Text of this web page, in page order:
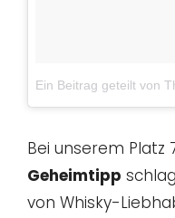
Bei unserem Platz
Geheimtipp
von Whisky-